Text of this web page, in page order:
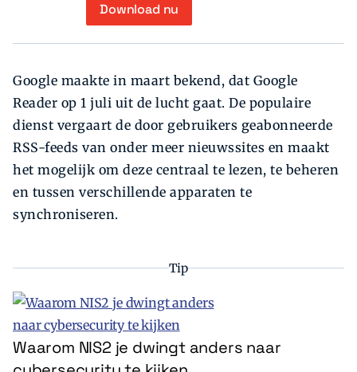
Download nu
Google maakte in maart bekend, dat Google
Reader op 1 juli uit de lucht gaat. De populaire
dienst vergaart de door gebruikers geabonneerde
RSS-feeds van onder meer nieuwssites en maakt
het mogelijk om deze centraal te lezen, te beheren
en tussen verschillende apparaten te
synchroniseren.
Tip
Waarom NIS2 je dwingt anders naar